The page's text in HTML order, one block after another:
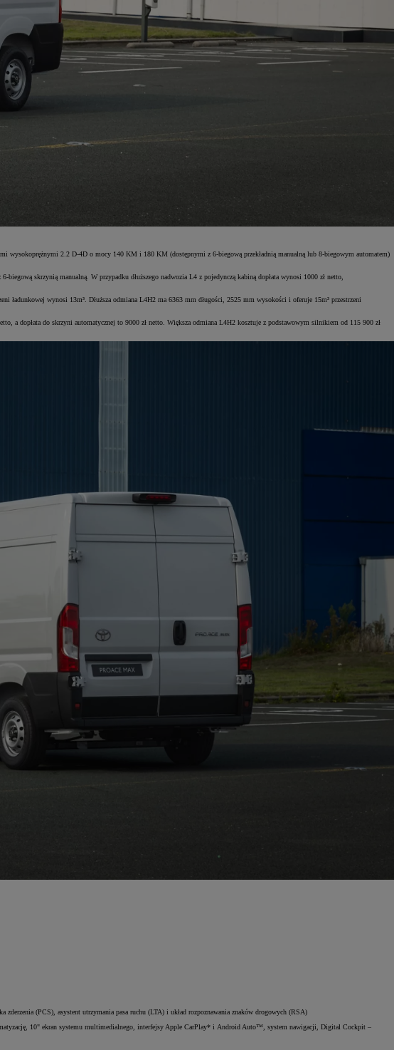
2.2 D-4D o mocy 140 KM i 180 KM (dostępnymi z 6-biegową przekładnią manualną lub 8-biegowym automatem)
skrzynią manualną. W przypadku dłuższego nadwozia L4 z pojedynczą kabiną dopłata wynosi 1000 zł netto,
wynosi 13m³. Dłuższa odmiana L4H2 ma 6363 mm długości, 2525 mm wysokości i oferuje 15m³ przestrzeni
a dopłata do skrzyni automatycznej to 9000 zł netto. Większa odmiana L4H2 kosztuje z podstawowym silnikiem od 115 900 zł
(PCS), asystent utrzymania pasa ruchu (LTA) i układ rozpoznawania znaków drogowych (RSA)
10" ekran systemu multimedialnego, interfejsy Apple CarPlay* i Android Auto™, system nawigacji, Digital Cockpit –